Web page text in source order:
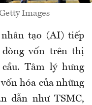
Images
tạo (AI) tiếp
vốn trên thị
Tâm lý hưng
hóa của những
dẫn như TSMC,